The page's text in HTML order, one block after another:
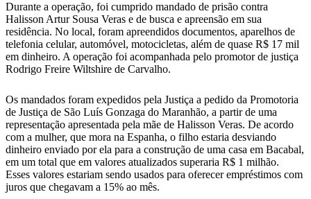
Durante a operação, foi cumprido mandado de prisão contra
Halisson Artur Sousa Veras e de busca e apreensão em sua
residência. No local, foram apreendidos documentos, aparelhos de
telefonia celular, automóvel, motocicletas, além de quase R$ 17 mil
em dinheiro. A operação foi acompanhada pelo promotor de justiça
Rodrigo Freire Wiltshire de Carvalho.
Os mandados foram expedidos pela Justiça a pedido da Promotoria
de Justiça de São Luís Gonzaga do Maranhão, a partir de uma
representação apresentada pela mãe de Halisson Veras. De acordo
com a mulher, que mora na Espanha, o filho estaria desviando
dinheiro enviado por ela para a construção de uma casa em Bacabal,
em um total que em valores atualizados superaria R$ 1 milhão.
Esses valores estariam sendo usados para oferecer empréstimos com
juros que chegavam a 15% ao mês.